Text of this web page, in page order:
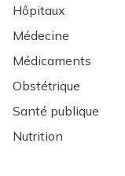
Hôpitaux
Médecine
Médicaments
Obstétrique
Santé publique
Nutrition